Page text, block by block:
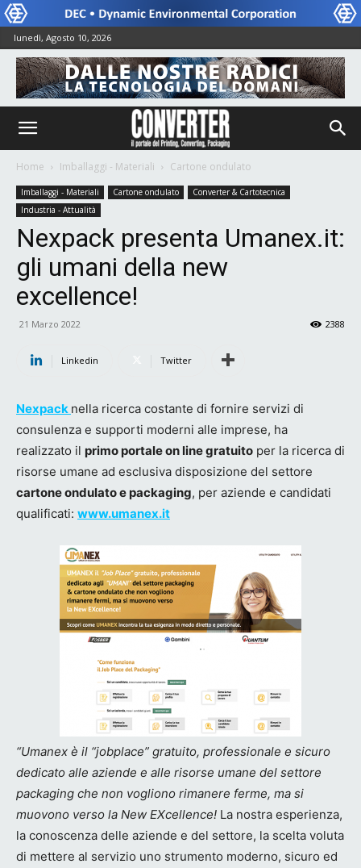
lunedì, Agosto 10, 2026
Home Imballaggi - Materiali Cartone ondulato
Imballaggi - Materiali Cartone ondulato
Converter & Cartotecnica
Industria - Attualità
Nexpack presenta Umanex.it:
gli umani della new
excellence!
21 Marzo 2022 2388
Linkedin Twitter
Nexpack nella ricerca costante di fornire servizi di
consulenza e supporti moderni alle imprese, ha
realizzato il primo portale on line gratuito per la ricerca di
risorse umane ad esclusiva disposizione del settore
cartone ondulato e packaging, per aziende e candidati
qualificati: www.umanex.it
“Umanex è il “jobplace” gratuito, professionale e sicuro
dedicato alle aziende e alle risorse umane del settore
packaging che non vogliono rimanere ferme, ma si
muovono verso la New EXcellence! La nostra esperienza,
la conoscenza delle aziende e del settore, la scelta voluta
di mettere al servizio uno strumento moderno, sicuro ed